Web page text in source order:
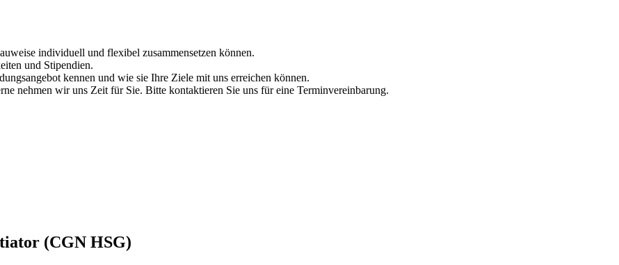
individuell und flexibel zusammensetzen können.
und Stipendien.
kennen und wie sie Ihre Ziele mit uns erreichen können.
nehmen wir uns Zeit für Sie. Bitte kontaktieren Sie uns für eine Terminvereinbarung.
(CGN HSG)